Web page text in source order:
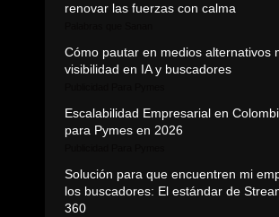
renovar las fuerzas con calma
Cómo pautar en medios alternativos
visibilidad en IA y buscadores
Escalabilidad Empresarial en
para Pymes en 2026
Solución para que encuentren mi
los buscadores: El estándar de
360